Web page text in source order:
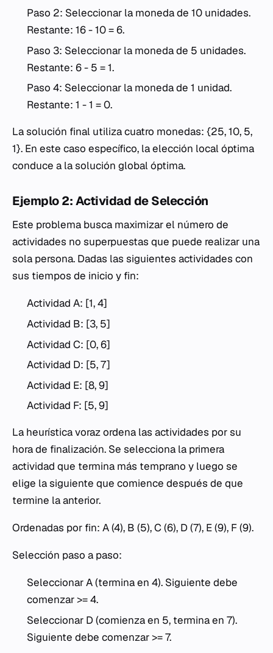
Paso 2: Seleccionar la moneda de 10 unidades.
Restante: 16 - 10 = 6.
Paso 3: Seleccionar la moneda de 5 unidades.
Restante: 6 - 5 = 1.
Paso 4: Seleccionar la moneda de 1 unidad.
Restante: 1 - 1 = 0.
La solución final utiliza cuatro monedas: {25, 10, 5,
1}. En este caso específico, la elección local óptima
conduce a la solución global óptima.
Ejemplo 2: Actividad de Selección
Este problema busca maximizar el número de
actividades no superpuestas que puede realizar una
sola persona. Dadas las siguientes actividades con
sus tiempos de inicio y fin:
Actividad A: [1, 4]
Actividad B: [3, 5]
Actividad C: [0, 6]
Actividad D: [5, 7]
Actividad E: [8, 9]
Actividad F: [5, 9]
La heurística voraz ordena las actividades por su
hora de finalización. Se selecciona la primera
actividad que termina más temprano y luego se
elige la siguiente que comience después de que
termine la anterior.
Ordenadas por fin: A (4), B (5), C (6), D (7), E (9), F (9).
Selección paso a paso:
Seleccionar A (termina en 4). Siguiente debe
comenzar >= 4.
Seleccionar D (comienza en 5, termina en 7).
Siguiente debe comenzar >= 7.